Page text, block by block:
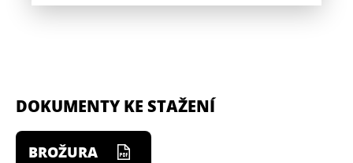
DOKUMENTY KE STAŽENÍ
BROŽURA